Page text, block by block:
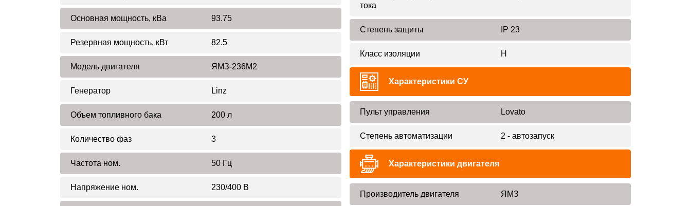
Основная мощность, кВа 93.75
Резервная мощность, кВт 82.5
Модель двигателя ЯМЗ-236М2
Генератор Linz
Объем топливного бака 200 л
Количество фаз 3
Частота ном. 50 Гц
Напряжение ном. 230/400 В
тока
Степень защиты IP 23
Класс изоляции H
Характеристики СУ
Пульт управления Lovato
Степень автоматизации 2 - автозапуск
Характеристики двигателя
Производитель двигателя ЯМЗ